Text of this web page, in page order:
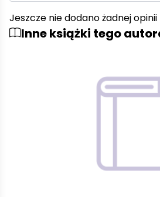
Jeszcze nie dodano żadnej opinii
Inne książki tego